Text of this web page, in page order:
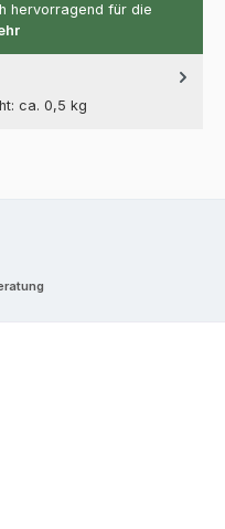
hervorragend für die
ca. 0,5 kg